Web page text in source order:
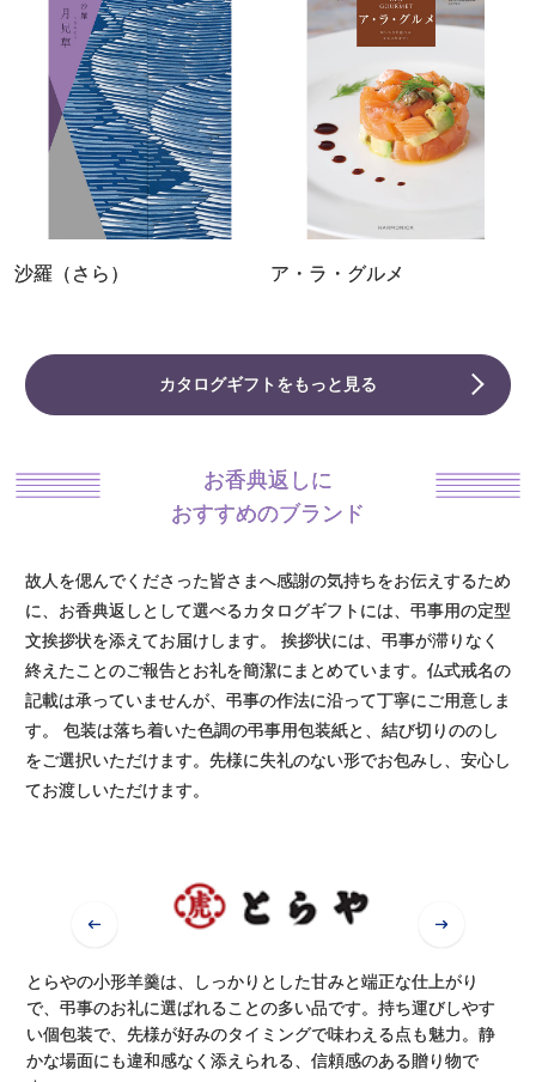
沙羅（さら） ア・ラ・グルメ
カタログギフトをもっと見る
お香典返しに
おすすめのブランド
故人を偲んでくださった皆さまへ感謝の気持ちをお伝えするため
に、お香典返しとして選べるカタログギフトには、弔事用の定型
文挨拶状を添えてお届けします。 挨拶状には、弔事が滞りなく
終えたことのご報告とお礼を簡潔にまとめています。仏式戒名の
記載は承っていませんが、弔事の作法に沿って丁寧にご用意しま
す。 包装は落ち着いた色調の弔事用包装紙と、結び切りののし
をご選択いただけます。先様に失礼のない形でお包みし、安心し
てお渡しいただけます。
山本海苔店の海苔は、軽やかに使える実用性と確かな品質で、
香典返しとして定評があります。日々の食卓に取り入れやす
く、気負いなく受け取っていただける点が特徴。シンプルで整
ったギフトは、控えめな場面にもすっと馴染みます。